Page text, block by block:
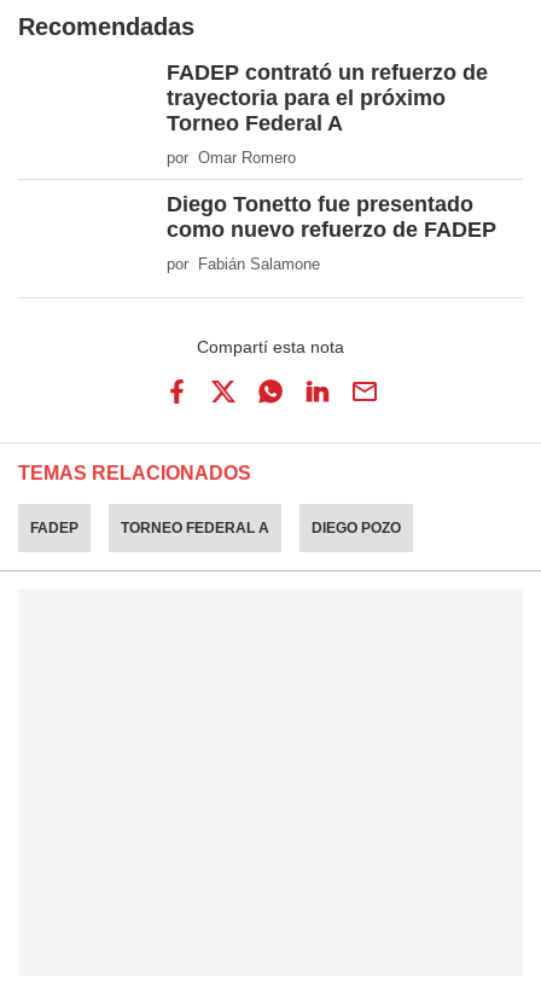
Recomendadas
FADEP contrató un refuerzo de
trayectoria para el próximo
Torneo Federal A
por Omar Romero
Diego Tonetto fue presentado
como nuevo refuerzo de FADEP
por Fabián Salamone
TEMAS RELACIONADOS
FADEP TORNEO FEDERAL A DIEGO POZO